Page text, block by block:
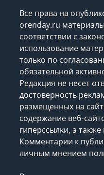
Все права на
orenday.ru
соответствии с
использование
только по
обязательной
Редакция не несет
достоверность
размещенных на
содержание веб-
гиперссылки, а
Комментарии к
личным мнением